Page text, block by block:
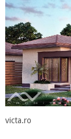
victa.ro